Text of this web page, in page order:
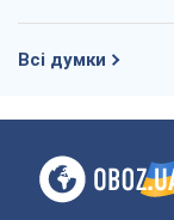
Всі думки